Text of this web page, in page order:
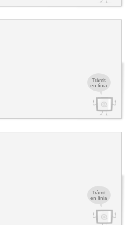
Tràmit
en línia
Tràmit
en línia